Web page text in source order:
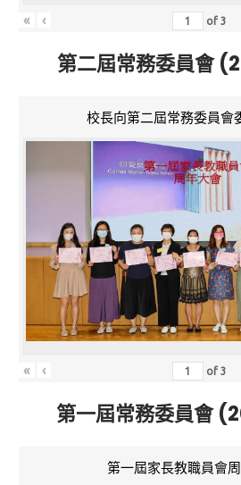
« ‹ of3
第二屆常務委員會
校長向第二屆常務委員會
« ‹ of3
第一屆常務委員會
第一屆家長教職員會